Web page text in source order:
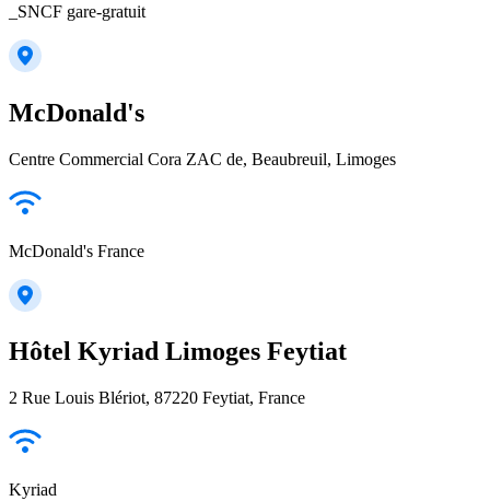
_SNCF gare-gratuit
McDonald's
Centre Commercial Cora ZAC de, Beaubreuil, Limoges
McDonald's France
Hôtel Kyriad Limoges Feytiat
2 Rue Louis Blériot, 87220 Feytiat, France
Kyriad